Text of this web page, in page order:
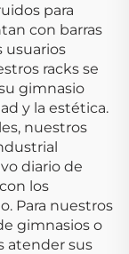
para
con barras
usuarios
racks se
gimnasio
y la estética.
nuestros
diario de
los
Para nuestros
gimnasios o
atender sus